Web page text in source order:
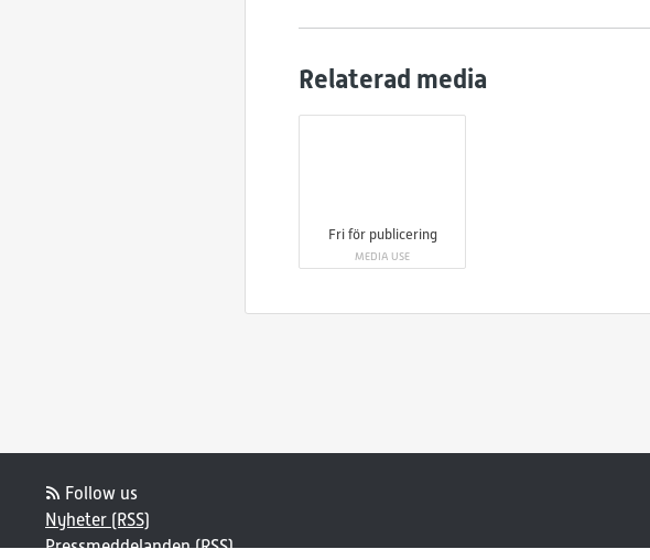
Relaterad media
Fri för publicering
MEDIA USE
Follow us
Nyheter (RSS)
Pressmeddelanden (RSS)